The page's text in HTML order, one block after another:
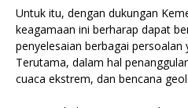
Untuk itu, dengan dukungan
keagamaan ini berharap dapat
penyelesaian berbagai persoalan
Terutama, dalam hal
cuaca ekstrem, dan bencana